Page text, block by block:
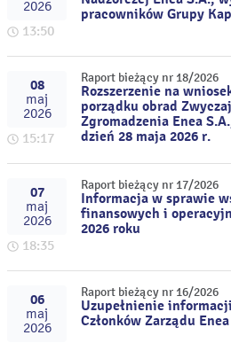
2026
13:50
pracowników Grupy
08
maj
2026
15:17
Raport bieżący nr 18/2026
Rozszerzenie na
porządku obrad
Zgromadzenia Enea
dzień 28 maja 2026 r.
07
maj
2026
18:35
Raport bieżący nr 17/2026
Informacja w sprawie
finansowych i
2026 roku
06
maj
2026
Raport bieżący nr 16/2026
Uzupełnienie
Członków Zarządu